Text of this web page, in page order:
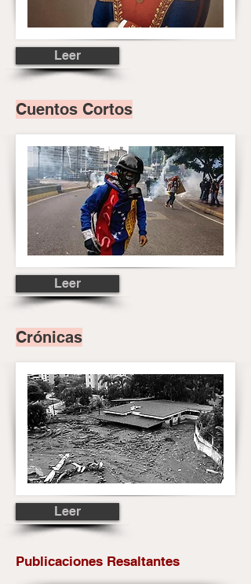
Leer
Cuentos Cortos
Leer
Crónicas
Leer
Publicaciones Resaltantes